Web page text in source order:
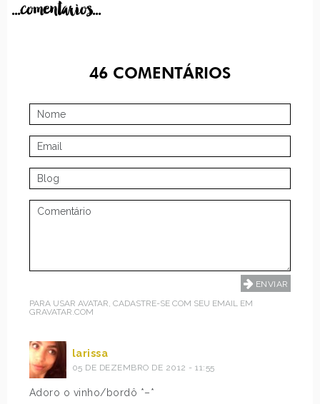
...comentarios...
46 COMENTÁRIOS
PARA USAR AVATAR, CADASTRE-SE COM SEU EMAIL EM
GRAVATAR.COM
larissa
05 DE DEZEMBRO DE 2012 - 11:55
Adoro o vinho/bordô *–*